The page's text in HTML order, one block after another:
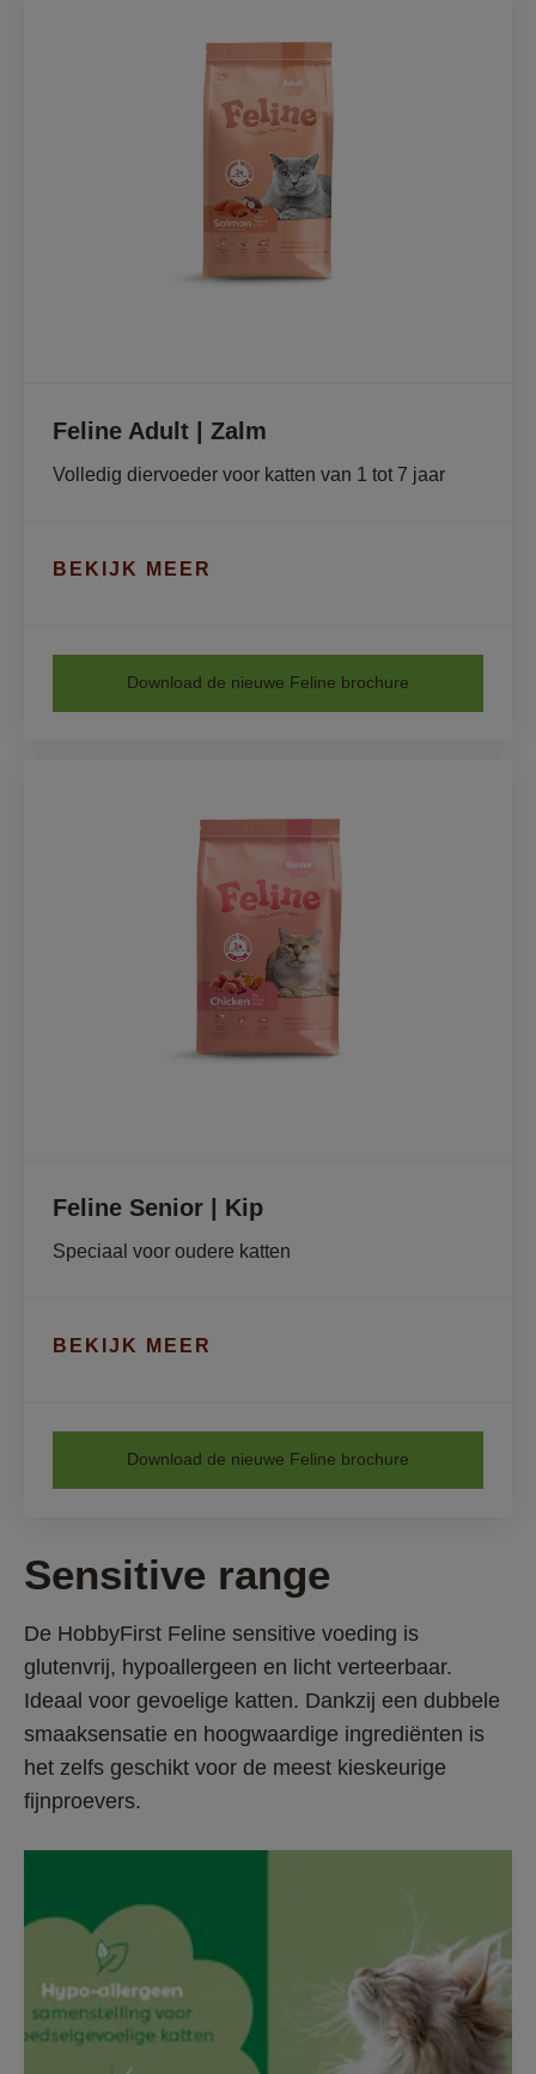
Feline Adult | Zalm
Volledig diervoeder voor katten van 1 tot 7 jaar
BEKIJK MEER
Download de nieuwe Feline brochure
Feline Senior | Kip
Speciaal voor oudere katten
BEKIJK MEER
Download de nieuwe Feline brochure
Sensitive range
De HobbyFirst Feline sensitive voeding is
glutenvrij, hypoallergeen en licht verteerbaar.
Ideaal voor gevoelige katten. Dankzij een dubbele
smaaksensatie en hoogwaardige ingrediënten is
het zelfs geschikt voor de meest kieskeurige
fijnproevers.